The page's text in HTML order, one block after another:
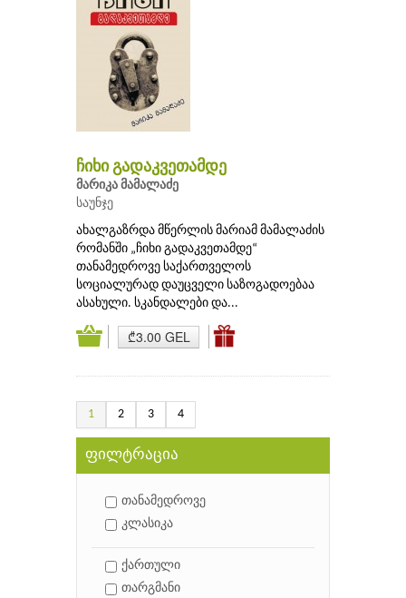
ჩიხი გადაკვეთამდე
მარიკა მამალაძე
საუნჯე
ახალგაზრდა მწერლის მარიამ მამალაძის
რომანში „ჩიხი გადაკვეთამდე“
თანამედროვე საქართველოს
სოციალურად დაუცველი საზოგადოებაა
ასახული. სკანდალები და...
₾3.00 GEL
1 2 3 4
ფილტრაცია
თანამედროვე
კლასიკა
ქართული
თარგმანი